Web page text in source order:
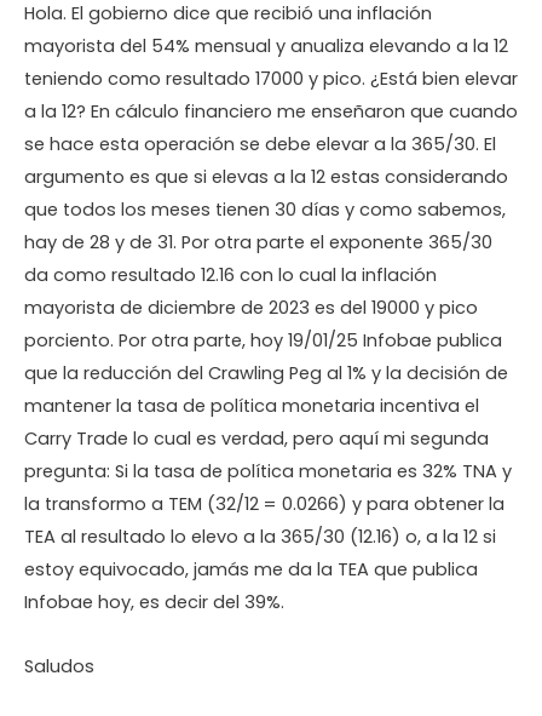
Hola. El gobierno dice que recibió una inflación
mayorista del 54% mensual y anualiza elevando a la 12
teniendo como resultado 17000 y pico. ¿Está bien elevar
a la 12? En cálculo financiero me enseñaron que cuando
se hace esta operación se debe elevar a la 365/30. El
argumento es que si elevas a la 12 estas considerando
que todos los meses tienen 30 días y como sabemos,
hay de 28 y de 31. Por otra parte el exponente 365/30
da como resultado 12.16 con lo cual la inflación
mayorista de diciembre de 2023 es del 19000 y pico
porciento. Por otra parte, hoy 19/01/25 Infobae publica
que la reducción del Crawling Peg al 1% y la decisión de
mantener la tasa de política monetaria incentiva el
Carry Trade lo cual es verdad, pero aquí mi segunda
pregunta: Si la tasa de política monetaria es 32% TNA y
la transformo a TEM (32/12 = 0.0266) y para obtener la
TEA al resultado lo elevo a la 365/30 (12.16) o, a la 12 si
estoy equivocado, jamás me da la TEA que publica
Infobae hoy, es decir del 39%.
Saludos